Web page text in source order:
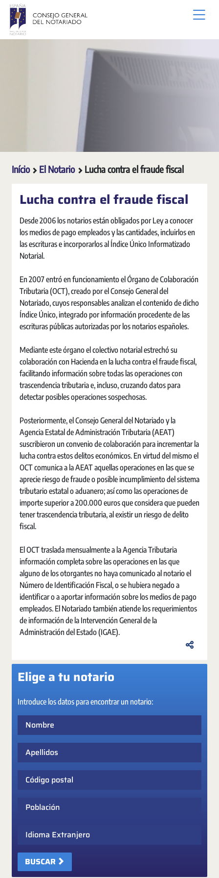
Pular para o Conteúdo principal
Início El Notario Lucha contra el fraude fiscal
Lucha contra el fraude fiscal
Desde 2006 los notarios están obligados por Ley a conocer
los medios de pago empleados y las cantidades, incluirlos en
las escrituras e incorporarlos al Índice Único Informatizado
Notarial.
En 2007 entró en funcionamiento el Órgano de Colaboración
Tributaria (OCT), creado por el Consejo General del
Notariado, cuyos responsables analizan el contenido de dicho
Índice Único, integrado por información procedente de las
escrituras públicas autorizadas por los notarios españoles.
Mediante este órgano el colectivo notarial estrechó su
colaboración con Hacienda en la lucha contra el fraude fiscal,
facilitando información sobre todas las operaciones con
trascendencia tributaria e, incluso, cruzando datos para
detectar posibles operaciones sospechosas.
Posteriormente, el Consejo General del Notariado y la
Agencia Estatal de Administración Tributaria (AEAT)
suscribieron un convenio de colaboración para incrementar la
lucha contra estos delitos económicos. En virtud del mismo el
OCT comunica a la AEAT aquellas operaciones en las que se
aprecie riesgo de fraude o posible incumplimiento del sistema
tributario estatal o aduanero; así como las operaciones de
importe superior a 200.000 euros que considera que pueden
tener trascendencia tributaria, al existir un riesgo de delito
fiscal.
El OCT traslada mensualmente a la Agencia Tributaria
información completa sobre las operaciones en las que
alguno de los otorgantes no haya comunicado al notario el
Número de Identificación Fiscal, o se hubiera negado a
identificar o a aportar información sobre los medios de pago
empleados. El Notariado también atiende los requerimientos
de información de la Intervención General de la
Administración del Estado (IGAE).
Elige a tu notario
Introduce los datos para encontrar un notario:
Apellidos
Código postal
Población
Idioma Extranjero
BUSCAR